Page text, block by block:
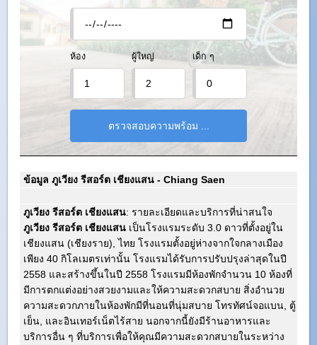
ห้อง ผู้ใหญ่ เด็ก ๆ
ข้อมูล ภูเวียง รีสอร์ต เชียงแสน - Chiang Saen
ภูเวียง รีสอร์ต เชียงแสน: รายละเอียดและบริการที่น่าสนใจ
ภูเวียง รีสอร์ต เชียงแสน เป็นโรงแรมระดับ 3.0 ดาวที่ตั้งอยู่ใน
เชียงแสน (เชียงราย), ไทย โรงแรมตั้งอยู่ห่างจากใจกลางเมือง
เพียง 40 กิโลเมตรเท่านั้น โรงแรมได้รับการปรับปรุงล่าสุดในปี
2558 และสร้างขึ้นในปี 2558 โรงแรมมีห้องพักจำนวน 10 ห้องที่
มีการตกแต่งอย่างสวยงามและให้ความสะดวกสบาย สิ่งอำนวย
ความสะดวกภายในห้องพักมีที่นอนที่นุ่มสบาย โทรทัศน์จอแบน, ตู้
เย็น, และอินเทอร์เน็ตไร้สาย นอกจากนี้ยังมีร้านอาหารและ
บริการอื่น ๆ ที่บริการเพื่อให้คุณมีความสะดวกสบายในระหว่าง